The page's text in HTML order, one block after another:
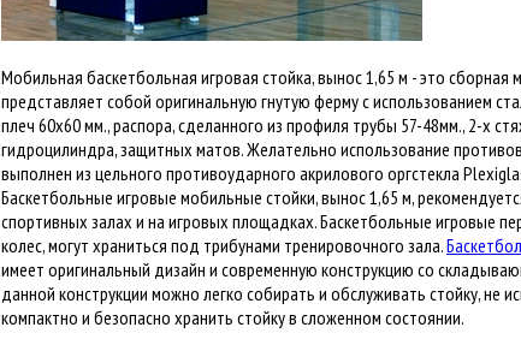
Мобильная баскетбольная игровая стойка, вынос 1,65 м - это сборная
представляет собой оригинальную гнутую ферму с использованием
плеч 60х60 мм., распора, сделанного из профиля трубы 57-48мм., 2-х
гидроцилиндра, защитных матов. Желательно использование
выполнен из цельного противоударного акрилового оргстекла
Баскетбольные игровые мобильные стойки, вынос 1,65 м,
спортивных залах и на игровых площадках. Баскетбольные игровые
колес, могут храниться под трибунами тренировочного зала.
имеет оригинальный дизайн и современную конструкцию со
данной конструкции можно легко собирать и обслуживать стойку, не
компактно и безопасно хранить стойку в сложенном состоянии.